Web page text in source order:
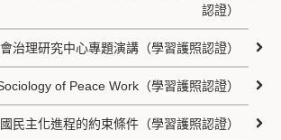
認證）
治理研究中心專題演講（學習護照認證）
of Peace Work（學習護照認證）
民主化進程的約束條件（學習護照認證）